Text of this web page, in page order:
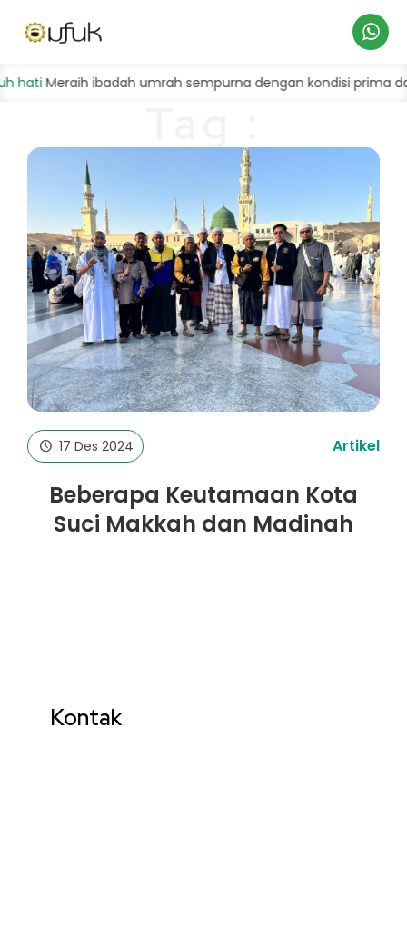
Meraih ibadah umrah sempurna dengan kondisi prima dan
keutamaan
makkah
17 Des 2024 Artikel
Beberapa Keutamaan Kota
Suci Makkah dan Madinah
Kontak